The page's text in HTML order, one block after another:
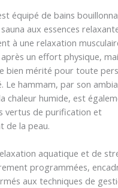
équipé de bains
aux essences
à une relaxation
un effort physique,
bien mérité pour toute
Le hammam, par son
chaleur humide, est
vertus de purification et
de la peau.
aquatique et de
programmées,
aux techniques de